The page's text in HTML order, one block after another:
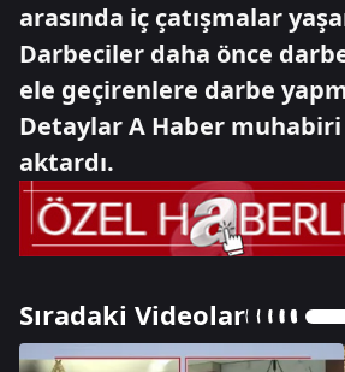
arasında iç çatışmalar
Darbeciler daha önce
ele geçirenlere darbe
Detaylar A Haber muhabiri
aktardı.
Sıradaki Videolar